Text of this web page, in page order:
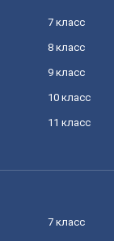
7 класс
8 класс
9 класс
10 класс
11 класс
7 класс